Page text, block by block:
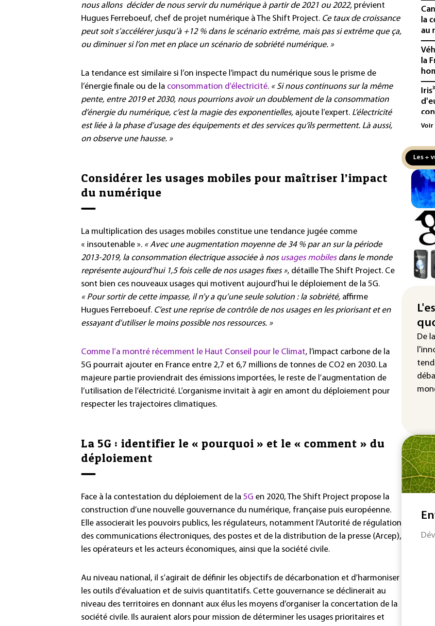
nous allons décider de nous servir du numérique à partir de 2021 ou 2022, prévient
Hugues Ferreboeuf, chef de projet numérique à The Shift Project. Ce taux de croissance
peut soit s’accélérer jusqu’à +12 % dans le scénario extrême, mais pas si extrême que ça,
ou diminuer si l’on met en place un scénario de sobriété numérique. »
La tendance est similaire si l’on inspecte l’impact du numérique sous le prisme de
l’énergie finale ou de la consommation d’électricité. « Si nous continuons sur la même
pente, entre 2019 et 2030, nous pourrions avoir un doublement de la consommation
d’énergie du numérique, c’est la magie des exponentielles, ajoute l’expert. L’électricité
est liée à la phase d’usage des équipements et des services qu’ils permettent. Là aussi,
on observe une hausse. »
Considérer les usages mobiles pour maîtriser l’impact
du numérique
La multiplication des usages mobiles constitue une tendance jugée comme
« insoutenable ». « Avec une augmentation moyenne de 34 % par an sur la période
2013-2019, la consommation électrique associée à nosusages mobilesdans le monde
représente aujourd’hui 1,5 fois celle de nos usages fixes », détaille The Shift Project. Ce
sont bien ces nouveaux usages qui motivent aujourd’hui le déploiement de la 5G.
« Pour sortir de cette impasse, il n’y a qu’une seule solution : la sobriété, affirme
Hugues Ferreboeuf. C’est une reprise de contrôle de nos usages en les priorisant et en
essayant d’utiliser le moins possible nos ressources. »
Comme l’a montré récemment le Haut Conseil pour le Climat, l’impact carbone de la
5G pourrait ajouter en France entre 2,7 et 6,7 millions de tonnes de CO2 en 2030. La
majeure partie proviendrait des émissions importées, le reste de l’augmentation de
l’utilisation de l’électricité. L’organisme invitait à agir en amont du déploiement pour
respecter les trajectoires climatiques.
La 5G : identifier le « pourquoi » et le « comment » du
déploiement
Face à la contestation du déploiement de la 5G en 2020, The Shift Project propose la
construction d’une nouvelle gouvernance du numérique, française puis européenne.
Elle associerait les pouvoirs publics, les régulateurs, notamment l’Autorité de régulation
des communications électroniques, des postes et de la distribution de la presse (Arcep),
les opérateurs et les acteurs économiques, ainsi que la société civile.
Au niveau national, il s’agirait de définir les objectifs de décarbonation et d’harmoniser
les outils d’évaluation et de suivis quantitatifs. Cette gouvernance se déclinerait au
niveau des territoires en donnant aux élus les moyens d’organiser la concertation de la
société civile. Ils auraient alors pour mission de déterminer les usages prioritaires et
la
au
la
La
Le
au
Voir
Les +
De